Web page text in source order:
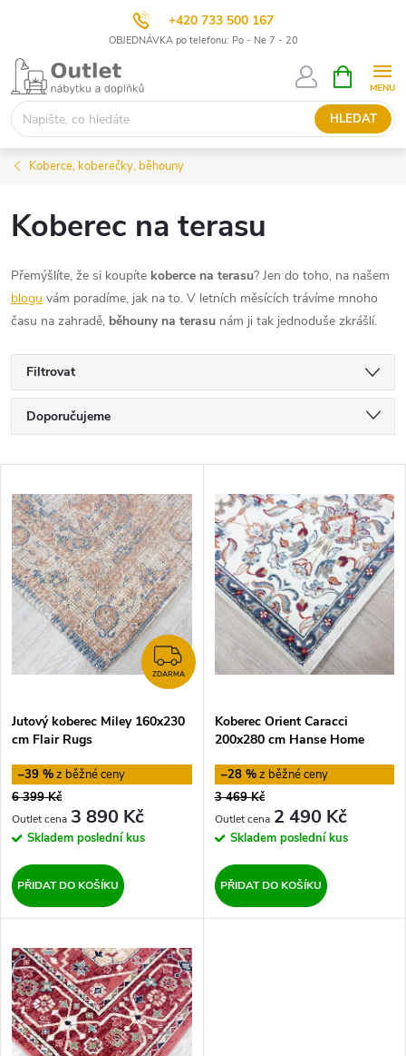
+420 733 500 167
OBJEDNÁVKA po telefonu: Po - Ne 7 - 20
Přejít
obsah
HLEDAT
NÁKUPNÍ
KOŠÍK
Koberce, koberečky, běhouny
Koberec na terasu
Přemýšlíte, že si koupíte koberce na terasu? Jen do toho, na našem
blogu vám poradíme, jak na to. V letních měsících trávíme mnoho
času na zahradě, běhouny na terasu nám ji tak jednoduše zkrášlí.
Filtrovat
Ř
a
z
e
n
í
r
o
d
u
k
t
ů
Doporučujeme
Nejprodávanější
Abecedně
V
ý
p
i
s
p
r
o
d
u
k
t
ů
ZDARMA
ZDARMA
Jutový koberec Miley 160x230
cm Flair Rugs
–39 %
6 399 Kč
3 890 Kč
Skladem poslední kus
PŘIDAT DO KOŠÍKU
Koberec Orient Caracci
200x280 cm Hanse Home
–28 %
3 469 Kč
2 490 Kč
Skladem poslední kus
PŘIDAT DO KOŠÍKU